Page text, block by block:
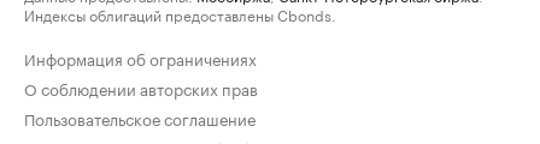
Индексы облигаций предоставлены Cbonds.
Информация об ограничениях
О соблюдении авторских прав
Пользовательское соглашение